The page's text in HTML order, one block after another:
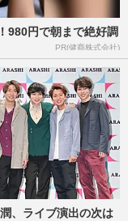
980円で朝まで絶好調
PR(健商株式会社)
、ライブ演出の次は